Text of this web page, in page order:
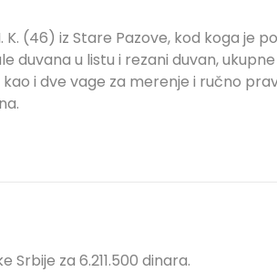
(46) iz Stare Pazove, kod koga je
duvana u listu i rezani duvan, ukupne
kao i dve vage za merenje i ručno
za 6.211.500 dinara.